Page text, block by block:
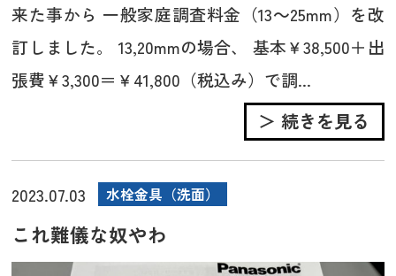
来た事から 一般家庭調査料金（13～25mm）を改
訂しました。 13,20mmの場合、 基本￥38,500＋出
張費￥3,300＝￥41,800（税込み）で調...
＞ 続きを見る
2023.07.03 水栓金具（洗面）
これ難儀な奴やわ